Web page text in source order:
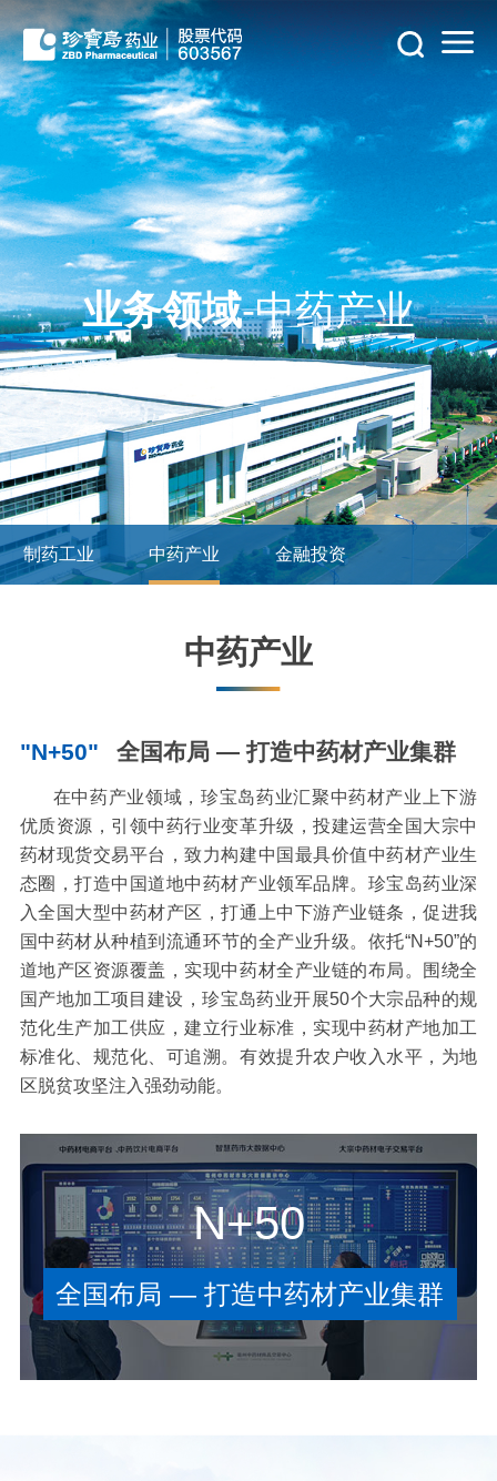
业务领域-中药产业
制药工业 中药产业 金融投资
中药产业
"N+50" 全国布局 — 打造中药材产业集群
在中药产业领域，珍宝岛药业汇聚中药材产业上下游
优质资源，引领中药行业变革升级，投建运营全国大宗中
药材现货交易平台，致力构建中国最具价值中药材产业生
态圈，打造中国道地中药材产业领军品牌。珍宝岛药业深
入全国大型中药材产区，打通上中下游产业链条，促进我
国中药材从种植到流通环节的全产业升级。依托“N+50”的
道地产区资源覆盖，实现中药材全产业链的布局。围绕全
国产地加工项目建设，珍宝岛药业开展50个大宗品种的规
范化生产加工供应，建立行业标准，实现中药材产地加工
标准化、规范化、可追溯。有效提升农户收入水平，为地
区脱贫攻坚注入强劲动能。
N+50
全国布局 — 打造中药材产业集群